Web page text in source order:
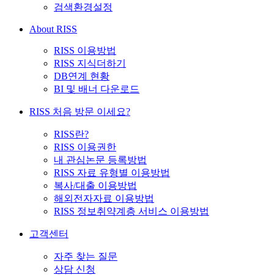
검색환경설정
About RISS
RISS 이용방법
RISS 지식더하기
DB연계 현황
BI 및 배너 다운로드
RISS 처음 방문 이세요?
RISS란?
RISS 이용권한
내 관심논문 등록방법
RISS 자료 유형별 이용방법
복사/대출 이용방법
해외전자자료 이용방법
RISS 정보취약계층 서비스 이용방법
고객센터
자주 찾는 질문
상담 신청